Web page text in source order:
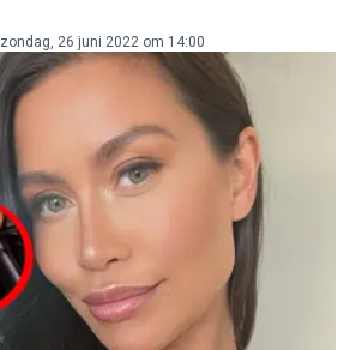
zondag, 26 juni 2022 om 14:00